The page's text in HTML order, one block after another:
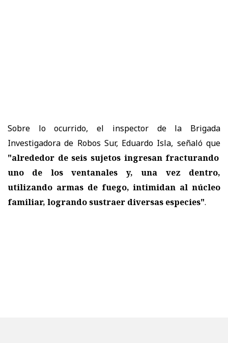
Sobre lo ocurrido, el inspector de la Brigada
Investigadora de Robos Sur, Eduardo Isla, señaló que
"alrededor de seis sujetos ingresan fracturando
uno de los ventanales y, una vez dentro,
utilizando armas de fuego, intimidan al núcleo
familiar, logrando sustraer diversas especies".